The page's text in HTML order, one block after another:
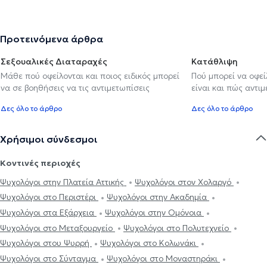
Προτεινόμενα άρθρα
Σεξουαλικές Διαταραχές
Μάθε πού οφείλονται και ποιος ειδικός μπορεί
να σε βοηθήσεις να τις αντιμετωπίσεις
Δες όλο το άρθρο
Κατάθλιψη
Πού μπορεί να
είναι και πώς
Δες όλο το άρθρο
Χρήσιμοι σύνδεσμοι
Κοντινές περιοχές
Ψυχολόγοι στην Πλατεία Αττικής
Ψυχολόγοι στον Χολαργό
Ψυχολόγοι στο Περιστέρι
Ψυχολόγοι στην Ακαδημία
Ψυχολόγοι στα Εξάρχεια
Ψυχολόγοι στην Ομόνοια
Ψυχολόγοι στο Μεταξουργείο
Ψυχολόγοι στο Πολυτεχνείο
Ψυχολόγοι στου Ψυρρή
Ψυχολόγοι στο Κολωνάκι
Ψυχολόγοι στο Σύνταγμα
Ψυχολόγοι στο Μοναστηράκι